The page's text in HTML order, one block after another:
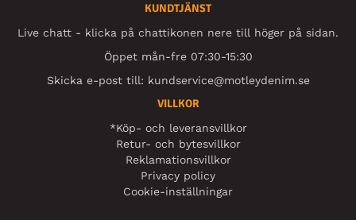
KUNDTJÄNST
Live chatt - klicka på chattikonen nere till höger på sidan.
Öppet mån-fre 07:30-15:30
Skicka e-post till: kundservice@motleydenim.se
VILLKOR
*Köp- och leveransvillkor
Retur- och bytesvillkor
Reklamationsvillkor
Privacy policy
Cookie-inställningar